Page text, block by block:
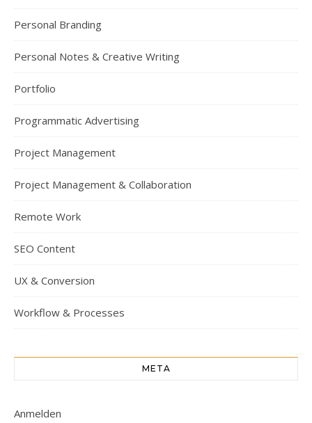
Personal Branding
Personal Notes & Creative Writing
Portfolio
Programmatic Advertising
Project Management
Project Management & Collaboration
Remote Work
SEO Content
UX & Conversion
Workflow & Processes
META
Anmelden